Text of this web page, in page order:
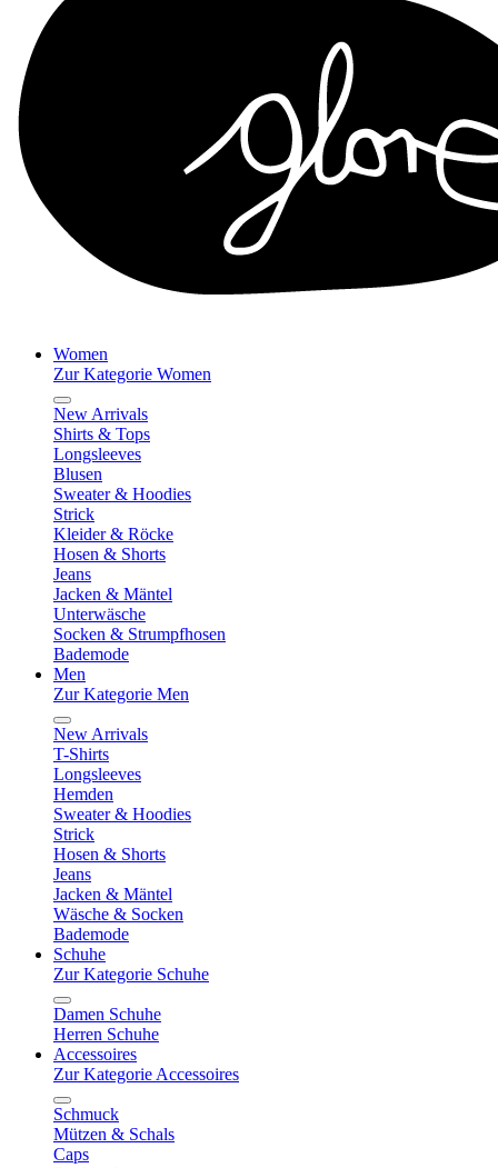
Women
Zur Kategorie Women
New Arrivals
Shirts & Tops
Longsleeves
Blusen
Sweater & Hoodies
Strick
Kleider & Röcke
Hosen & Shorts
Jeans
Jacken & Mäntel
Unterwäsche
Socken & Strumpfhosen
Bademode
Men
Zur Kategorie Men
New Arrivals
T-Shirts
Longsleeves
Hemden
Sweater & Hoodies
Strick
Hosen & Shorts
Jeans
Jacken & Mäntel
Wäsche & Socken
Bademode
Schuhe
Zur Kategorie Schuhe
Damen Schuhe
Herren Schuhe
Accessoires
Zur Kategorie Accessoires
Schmuck
Mützen & Schals
Caps